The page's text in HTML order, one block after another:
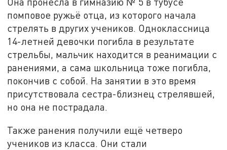
помповое ружьё отца, из которого начала
стрелять в других учеников. Одноклассница
14-летней девочки погибла в результате
стрельбы, мальчик находится в реанимации с
ранениями, а сама школьница тоже погибла,
покончив с собой. На занятии в это время
присутствовала сестра-близнец стрелявшей,
но она не пострадала.
Также ранения получили ещё четверо
учеников из класса. Они стали